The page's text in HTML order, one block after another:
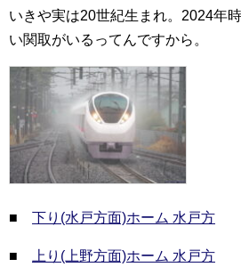
いきや実は20世紀生まれ。2024年
い関取がいるってんですから。
■ 下り(水戸方面)ホーム 水戸方
■ 上り(上野方面)ホーム 水戸方